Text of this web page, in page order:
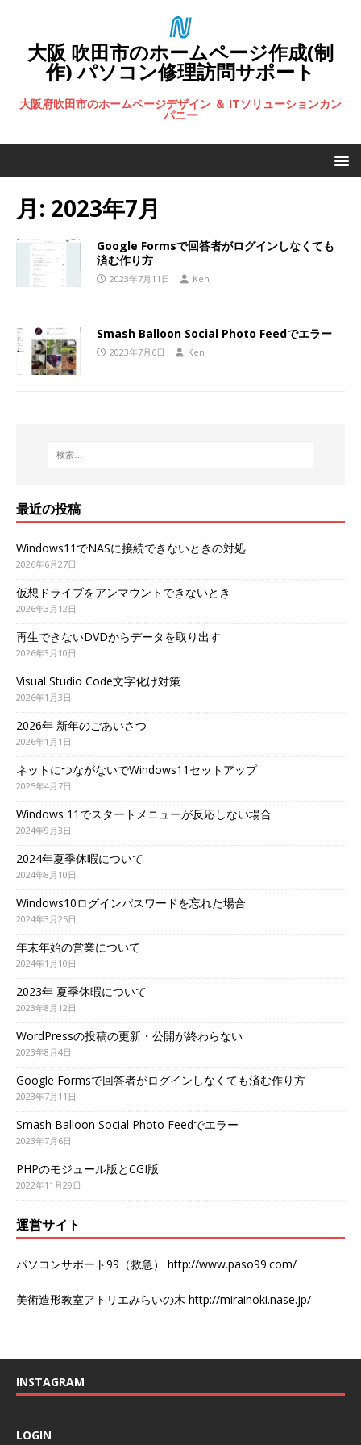
大阪 吹田市のホームページ作成(制
作) パソコン修理訪問サポート
大阪府吹田市のホームページデザイン ＆ ITソリューションカン
パニー
月: 2023年7月
Google Formsで回答者がログインしなくても
済む作り方
2023年7月11日 Ken
Smash Balloon Social Photo Feedでエラー
2023年7月6日 Ken
最近の投稿
Windows11でNASに接続できないときの対処
2026年6月27日
仮想ドライブをアンマウントできないとき
2026年3月12日
再生できないDVDからデータを取り出す
2026年3月10日
Visual Studio Code文字化け対策
2026年1月3日
2026年 新年のごあいさつ
2026年1月1日
ネットにつながないでWindows11セットアップ
2025年4月7日
Windows 11でスタートメニューが反応しない場合
2024年9月3日
2024年夏季休暇について
2024年8月10日
Windows10ログインパスワードを忘れた場合
2024年3月25日
年末年始の営業について
2024年1月10日
2023年 夏季休暇について
2023年8月12日
WordPressの投稿の更新・公開が終わらない
2023年8月4日
Google Formsで回答者がログインしなくても済む作り方
2023年7月11日
Smash Balloon Social Photo Feedでエラー
2023年7月6日
PHPのモジュール版とCGI版
2022年11月29日
運営サイト
パソコンサポート99（救急） http://www.paso99.com/
美術造形教室アトリエみらいの木 http://mirainoki.nase.jp/
INSTAGRAM
LOGIN